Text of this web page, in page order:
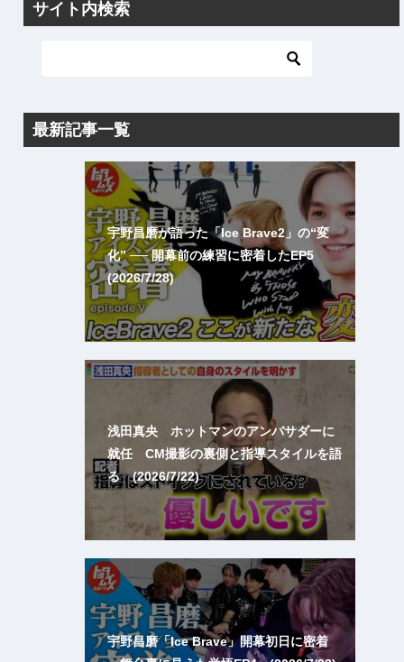
サイト内検索
最新記事一覧
宇野昌磨が語った「Ice Brave2」の“変
化” ── 開幕前の練習に密着したEP5
(2026/7/28)
浅田真央 ホットマンのアンバサダーに
就任 CM撮影の裏側と指導スタイルを語
る (2026/7/22)
宇野昌磨「Ice Brave」開幕初日に密着